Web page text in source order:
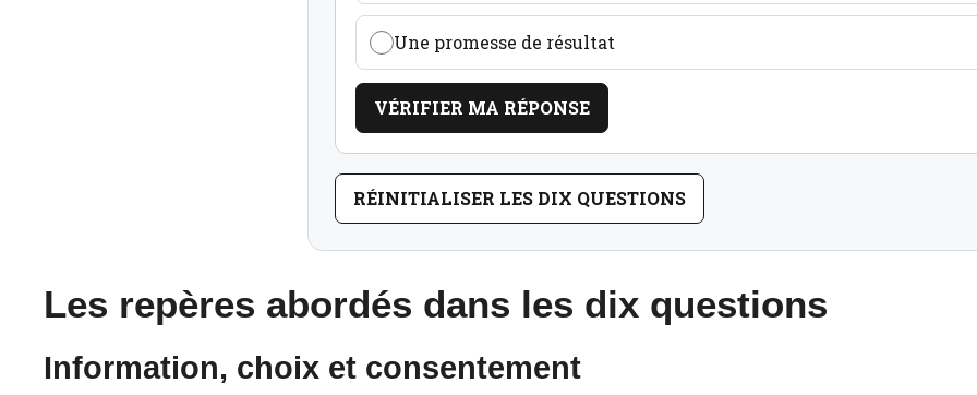
Une promesse de résultat
VÉRIFIER MA RÉPONSE
RÉINITIALISER LES DIX QUESTIONS
Les repères abordés dans les dix questions
Information, choix et consentement